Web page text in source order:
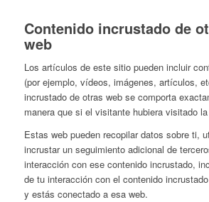
Contenido incrustado de
web
Los artículos de este sitio pueden incluir
(por ejemplo, vídeos, imágenes, artículos,
incrustado de otras web se comporta
manera que si el visitante hubiera visitado
Estas web pueden recopilar datos sobre ti,
incrustar un seguimiento adicional de
interacción con ese contenido incrustado,
de tu interacción con el contenido
y estás conectado a esa web.